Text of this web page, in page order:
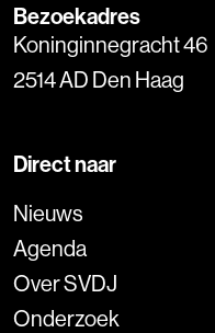
Bezoekadres
Koninginnegracht 46
2514 AD Den Haag
Direct naar
Nieuws
Agenda
Over SVDJ
Onderzoek